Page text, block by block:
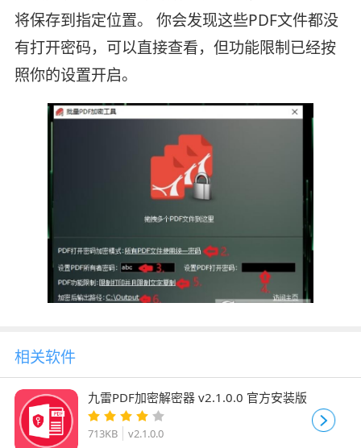
将保存到指定位置。 你会发现这些PDF文件都没
有打开密码，可以直接查看，但功能限制已经按
照你的设置开启。
相关软件
九雷PDF加密解密器 v2.1.0.0 官方安装版
713KB v2.1.0.0